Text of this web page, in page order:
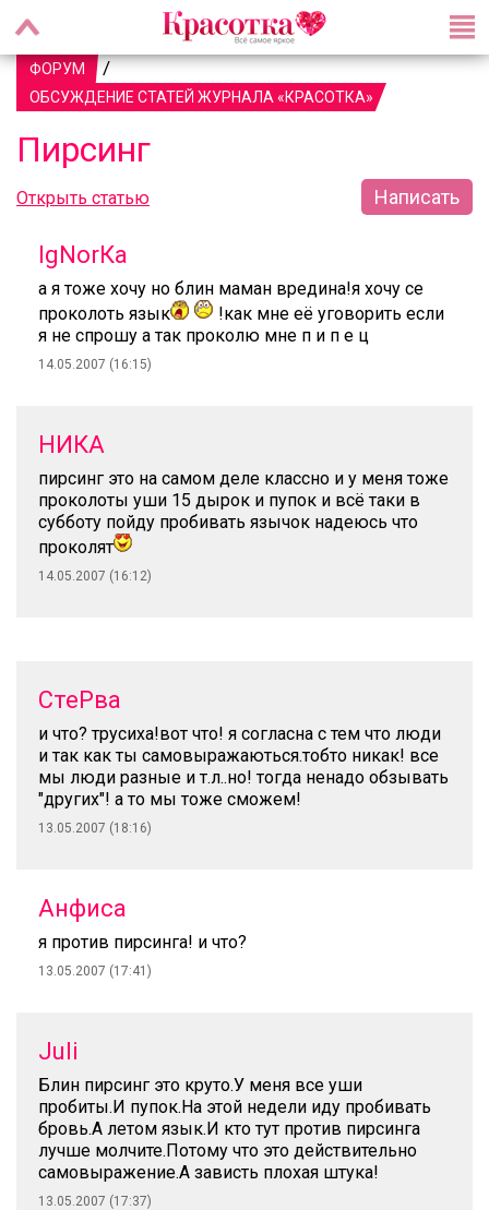
ФОРУМ /
ОБСУЖДЕНИЕ СТАТЕЙ ЖУРНАЛА «КРАСОТКА»
Пирсинг
Открыть статью Написать
IgNorКа
а я тоже хочу но блин маман вредина!я хочу се
проколоть язык
!как мне её уговорить если
я не спрошу а так проколю мне п и п е ц
14.05.2007 (16:15)
НИКА
пирсинг это на самом деле классно и у меня тоже
проколоты уши 15 дырок и пупок и всё таки в
субботу пойду пробивать язычок надеюсь что
проколят
14.05.2007 (16:12)
СтеРва
и что? трусиха!вот что! я согласна с тем что люди
и так как ты самовыражаються.тобто никак! все
мы люди разные и т.л..но! тогда ненадо обзывать
"других"! а то мы тоже сможем!
13.05.2007 (18:16)
Анфиса
я против пирсинга! и что?
13.05.2007 (17:41)
Juli
Блин пирсинг это круто.У меня все уши
пробиты.И пупок.На этой недели иду пробивать
бровь.А летом язык.И кто тут против пирсинга
лучше молчите.Потому что это действительно
самовыражение.А зависть плохая штука!
13.05.2007 (17:37)